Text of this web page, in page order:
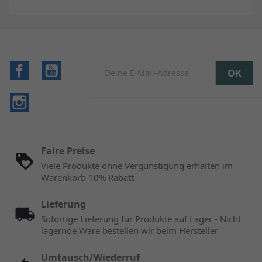
Facebook
Faire Preise
Viele Produkte ohne Vergünstigung erhalten im
Warenkorb 10% Rabatt
Lieferung
Sofortige Lieferung für Produkte auf Lager - Nicht
lagernde Ware bestellen wir beim Hersteller
Umtausch/Wiederruf